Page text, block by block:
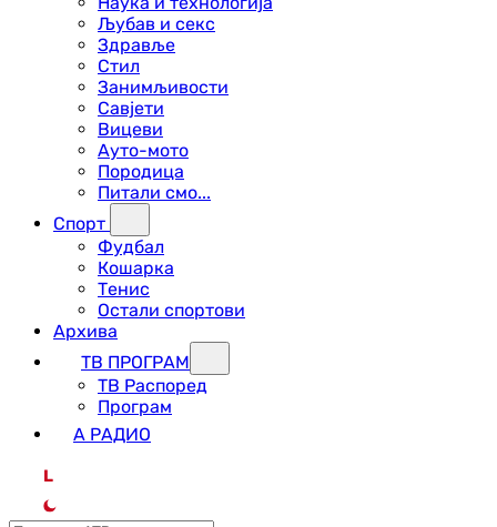
Љубав и секс
Здравље
Стил
Занимљивости
Савјети
Вицеви
Ауто-мото
Породица
Питали смо...
Спорт
Фудбал
Кошарка
Тенис
Остали спортови
Архива
ТВ ПРОГРАМ
ТВ Распоред
Програм
А РАДИО
L